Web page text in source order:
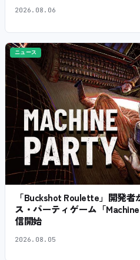
2026.08.06
ニュース
「Buckshot Roulette」開発
ス・パーティゲーム「
信開始
2026.08.05